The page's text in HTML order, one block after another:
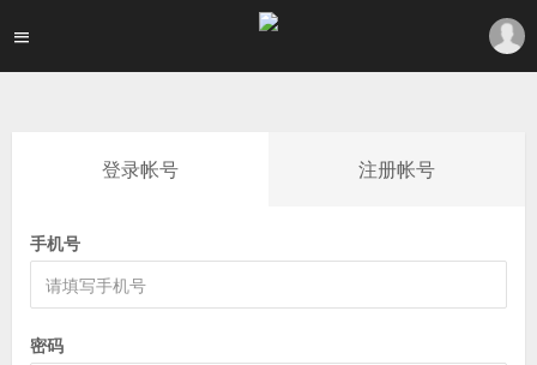
登录帐号 注册帐号
手机号
密码